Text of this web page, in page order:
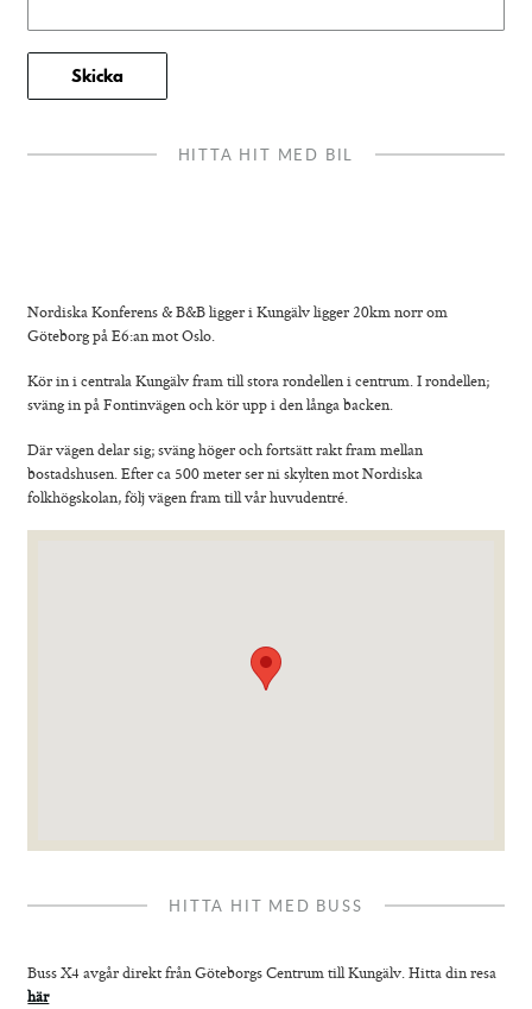
HITTA HIT MED BIL
Nordiska Konferens & B&B ligger i Kungälv ligger 20km norr om
Göteborg på E6:an mot Oslo.
Kör in i centrala Kungälv fram till stora rondellen i centrum. I rondellen;
sväng in på Fontinvägen och kör upp i den långa backen.
Där vägen delar sig; sväng höger och fortsätt rakt fram mellan
bostadshusen. Efter ca 500 meter ser ni skylten mot Nordiska
folkhögskolan, följ vägen fram till vår huvudentré.
HITTA HIT MED BUSS
Buss X4 avgår direkt från Göteborgs Centrum till Kungälv. Hitta din resa
här